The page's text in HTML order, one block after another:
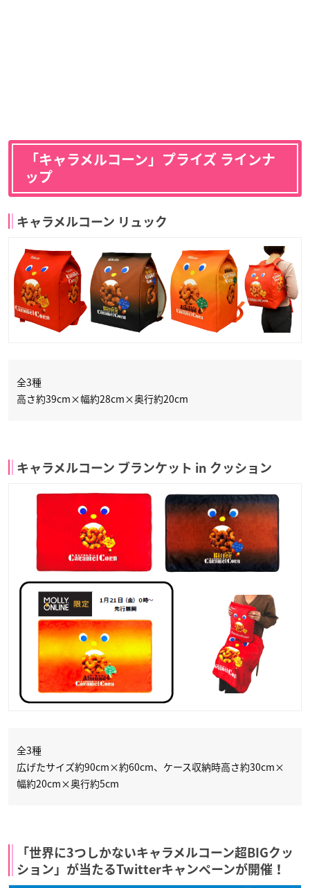
「キャラメルコーン」プライズ ラインナ
ップ
キャラメルコーン リュック
全3種
高さ約39cm×幅約28cm×奥行約20cm
キャラメルコーン ブランケット in クッション
全3種
広げたサイズ約90cm×約60cm、ケース収納時高さ約30cm×
幅約20cm×奥行約5cm
「世界に3つしかないキャラメルコーン超BIGクッ
ション」が当たるTwitterキャンペーンが開催！